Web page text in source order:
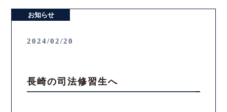
お知らせ
2024/02/20
長崎の司法修習生へ